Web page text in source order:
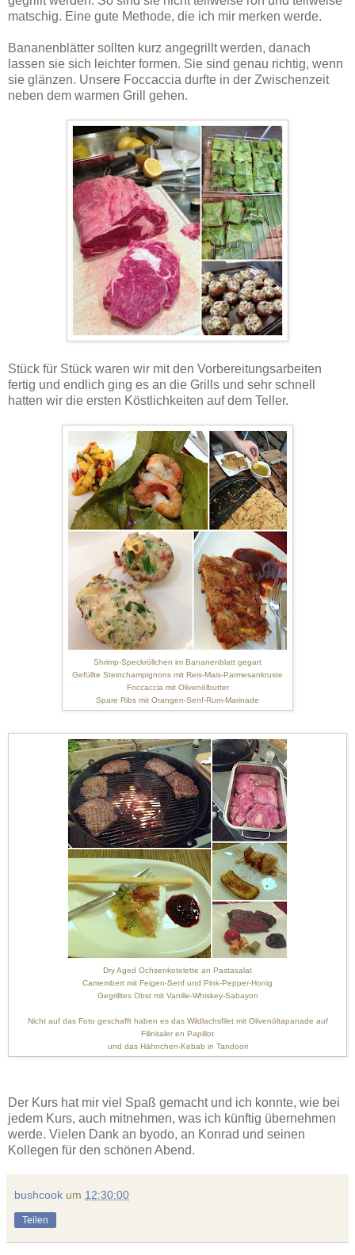
matschig. Eine gute Methode, die ich mir merken werde.
Bananenblätter sollten kurz angegrillt werden, danach
lassen sie sich leichter formen. Sie sind genau richtig, wenn
sie glänzen. Unsere Foccaccia durfte in der Zwischenzeit
neben dem warmen Grill gehen.
Stück für Stück waren wir mit den Vorbereitungsarbeiten
fertig und endlich ging es an die Grills und sehr schnell
hatten wir die ersten Köstlichkeiten auf dem Teller.
Shrimp-Speckröllchen im Bananenblatt gegart
Gefüllte Steinchampignons mit Reis-Mais-Parmesankruste
Foccaccia mit Olivenölbutter
Spare Ribs mit Orangen-Senf-Rum-Marinade
Dry Aged Ochsenkotelette an Pastasalat
Camembert mit Feigen-Senf und Pink-Pepper-Honig
Gegrilltes Obst mit Vanille-Whiskey-Sabayon
Nicht auf das Foto geschafft haben es das Wildlachsfilet mit Olivenöltapanade auf
Filinitaler en Papillot
und das Hähnchen-Kebab in Tandoori
Der Kurs hat mir viel Spaß gemacht und ich konnte, wie bei
jedem Kurs, auch mitnehmen, was ich künftig übernehmen
werde. Vielen Dank an byodo, an Konrad und seinen
Kollegen für den schönen Abend.
bushcook um 12:30:00
Teilen